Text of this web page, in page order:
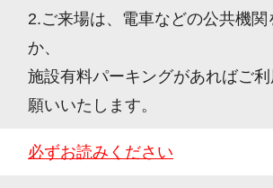
2.ご来場は、電車などの公共機
か、
施設有料パーキングがあればご
願いいたします。
必ずお読みください